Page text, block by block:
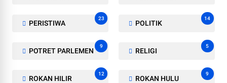
PERISTIWA
23
POLITIK
14
POTRET PARLEMEN
9
RELIGI
5
ROKAN HILIR
12
ROKAN HULU
9